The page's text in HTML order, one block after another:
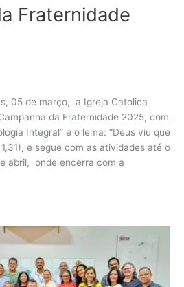
Fraternidade
05 de março, a Igreja Católica
da Fraternidade 2025, com
Integral” e o lema: “Deus viu que
e segue com as atividades até o
abril, onde encerra com a